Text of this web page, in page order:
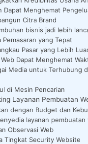
Dapat Menghemat
Citra Brand
bisnis jadi lebih
Pemasaran yang Tepat
Pasar yang Lebih
Web Dapat Menghemat
Media untuk Terhubung
di Mesin Pencarian
Layanan Pembuatan
dengan Budget dan
layanan
Observasi Web
Tingkat Security Website